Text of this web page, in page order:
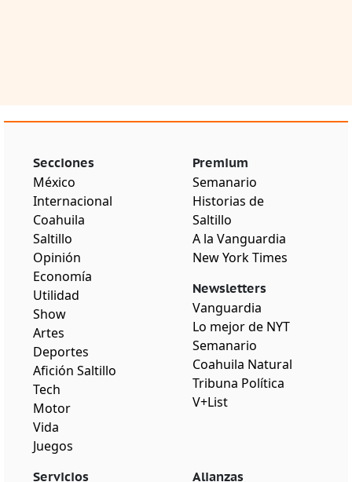
Secciones
México
Internacional
Coahuila
Saltillo
Opinión
Economía
Utilidad
Show
Artes
Deportes
Afición Saltillo
Tech
Motor
Vida
Juegos
Premium
Semanario
Historias de
Saltillo
A la Vanguardia
New York Times
Newsletters
Vanguardia
Lo mejor de NYT
Semanario
Coahuila Natural
Tribuna Política
V+List
Servicios Alianzas